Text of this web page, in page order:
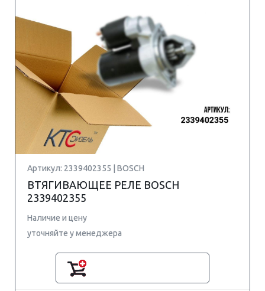
Артикул: 2339402355 | BOSCH
ВТЯГИВАЮЩЕЕ РЕЛЕ BOSCH
2339402355
Наличие и цену
уточняйте у менеджера